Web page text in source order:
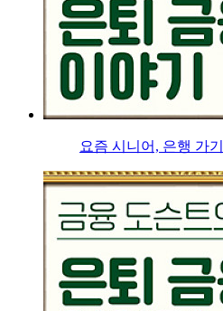
요즘 시니어, 은행 가